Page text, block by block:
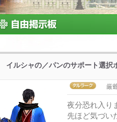
イルシャの／パンのサポート選択
厳
夜分恐れ入り
先ほど気づい